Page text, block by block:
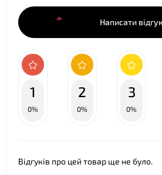
Написати відгук
1
0%
2
0%
3
0%
Відгуків про цей товар ще не було.